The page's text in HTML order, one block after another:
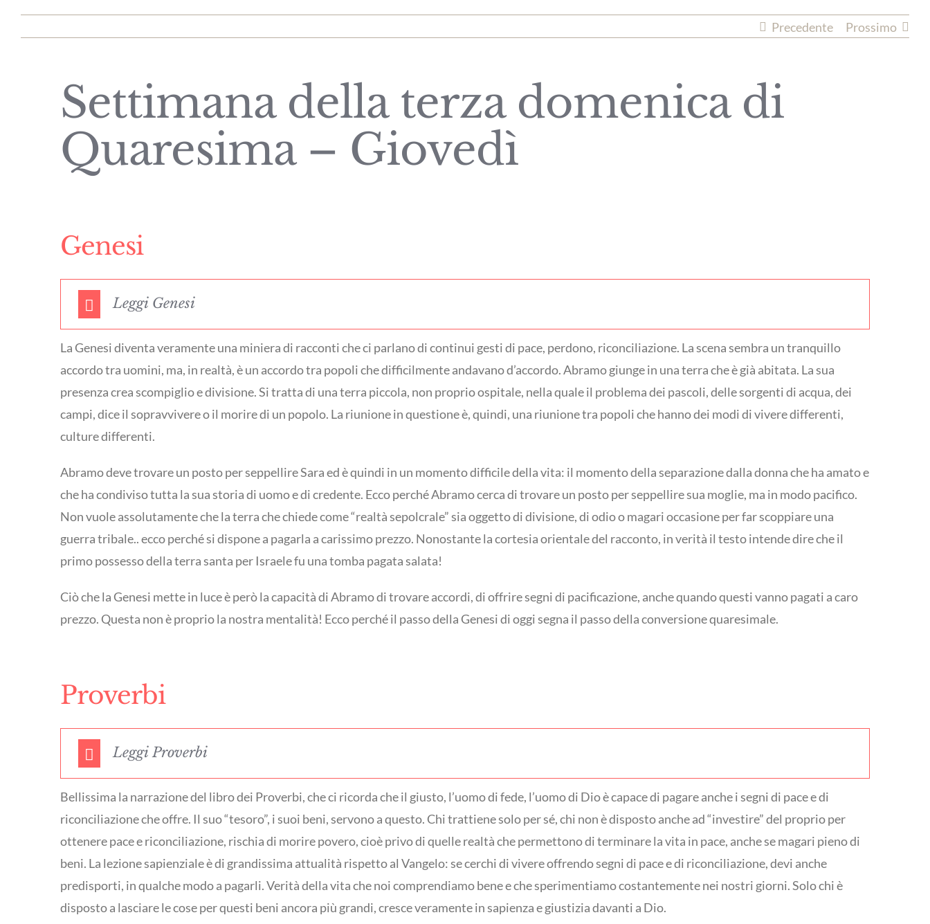
Precedente Prossimo
Settimana della terza domenica di
Quaresima – Giovedì
Genesi
Leggi Genesi
La Genesi diventa veramente una miniera di racconti che ci parlano di continui gesti di pace, perdono, riconciliazione. La scena sembra un tranquillo
accordo tra uomini, ma, in realtà, è un accordo tra popoli che difficilmente andavano d’accordo. Abramo giunge in una terra che è già abitata. La sua
presenza crea scompiglio e divisione. Si tratta di una terra piccola, non proprio ospitale, nella quale il problema dei pascoli, delle sorgenti di acqua, dei
campi, dice il sopravvivere o il morire di un popolo. La riunione in questione è, quindi, una riunione tra popoli che hanno dei modi di vivere differenti,
culture differenti.
Abramo deve trovare un posto per seppellire Sara ed è quindi in un momento difficile della vita: il momento della separazione dalla donna che ha amato e
che ha condiviso tutta la sua storia di uomo e di credente. Ecco perché Abramo cerca di trovare un posto per seppellire sua moglie, ma in modo pacifico.
Non vuole assolutamente che la terra che chiede come “realtà sepolcrale” sia oggetto di divisione, di odio o magari occasione per far scoppiare una
guerra tribale.. ecco perché si dispone a pagarla a carissimo prezzo. Nonostante la cortesia orientale del racconto, in verità il testo intende dire che il
primo possesso della terra santa per Israele fu una tomba pagata salata!
Ciò che la Genesi mette in luce è però la capacità di Abramo di trovare accordi, di offrire segni di pacificazione, anche quando questi vanno pagati a caro
prezzo. Questa non è proprio la nostra mentalità! Ecco perché il passo della Genesi di oggi segna il passo della conversione quaresimale.
Proverbi
Leggi Proverbi
Bellissima la narrazione del libro dei Proverbi, che ci ricorda che il giusto, l’uomo di fede, l’uomo di Dio è capace di pagare anche i segni di pace e di
riconciliazione che offre. Il suo “tesoro”, i suoi beni, servono a questo. Chi trattiene solo per sé, chi non è disposto anche ad “investire” del proprio per
ottenere pace e riconciliazione, rischia di morire povero, cioè privo di quelle realtà che permettono di terminare la vita in pace, anche se magari pieno di
beni. La lezione sapienziale è di grandissima attualità rispetto al Vangelo: se cerchi di vivere offrendo segni di pace e di riconciliazione, devi anche
predisporti, in qualche modo a pagarli. Verità della vita che noi comprendiamo bene e che sperimentiamo costantemente nei nostri giorni. Solo chi è
disposto a lasciare le cose per questi beni ancora più grandi, cresce veramente in sapienza e giustizia davanti a Dio.